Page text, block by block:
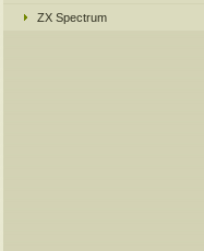
ZX Spectrum